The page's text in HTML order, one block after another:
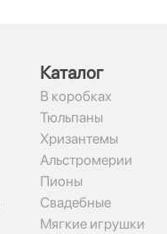
Каталог
В коробках
Тюльпаны
Хризантемы
Альстромерии
Пионы
Свадебные
Мягкие игрушки